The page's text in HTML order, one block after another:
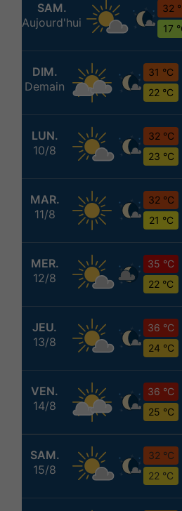
SAM.
Aujourd'hui
32
17
DIM.
Demain
31 °C
22 °C
LUN.
10/8
32 °C
23 °C
MAR.
11/8
32 °C
21 °C
MER.
12/8
35 °C
22 °C
JEU.
13/8
36 °C
24 °C
VEN.
14/8
36 °C
25 °C
SAM.
15/8
32 °C
22 °C